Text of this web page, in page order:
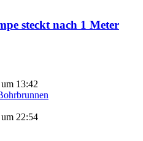
steckt nach 1 Meter
13:42
22:54